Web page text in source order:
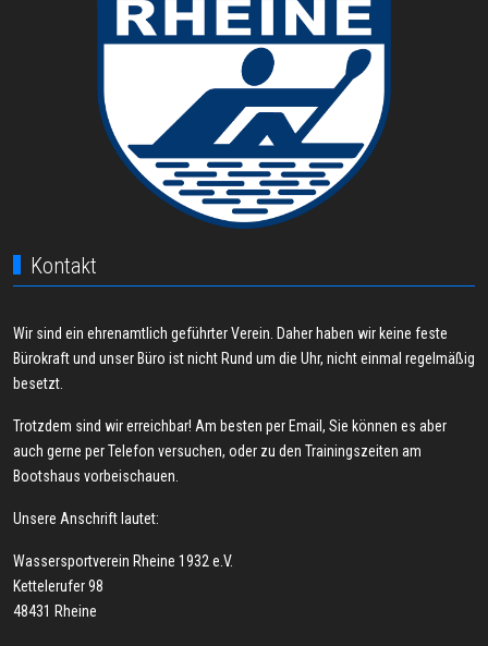
Kontakt
Wir sind ein ehrenamtlich geführter Verein. Daher haben wir keine feste
Bürokraft und unser Büro ist nicht Rund um die Uhr, nicht einmal regelmäßig
besetzt.
Trotzdem sind wir erreichbar! Am besten per Email, Sie können es aber
auch gerne per Telefon versuchen, oder zu den Trainingszeiten am
Bootshaus vorbeischauen.
Unsere Anschrift lautet:
Wassersportverein Rheine 1932 e.V.
Kettelerufer 98
48431 Rheine